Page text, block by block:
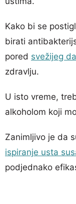
Kako bi se
birati
pored svežijeg
zdravlju.
U isto vreme,
alkoholom koji
Zanimljivo je da
ispiranje usta
podjednako